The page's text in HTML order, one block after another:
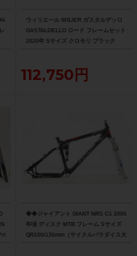
ウィリエール WILIER ガスタルデッロ
GASTALDELLO ロード フレームセット
2020年 Sサイズ クロモリ ブラック
112,750円
◆◆ジャイアント GIANT NRS C1 2005
年頃 ディスク MTB フレーム Sサイズ
QR100/135mm（サイクルパラダイス大